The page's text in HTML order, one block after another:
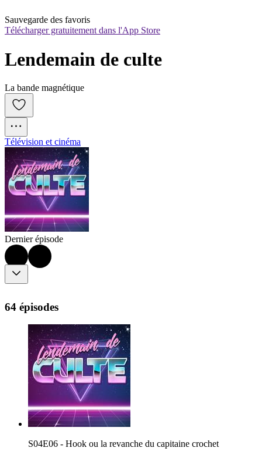
Sauvegarde des favoris
Télécharger gratuitement dans l'App Store
Lendemain de culte
La bande magnétique
Télévision et cinéma
Dernier épisode
64 épisodes
S04E06 - Hook ou la revanche du capitaine crochet